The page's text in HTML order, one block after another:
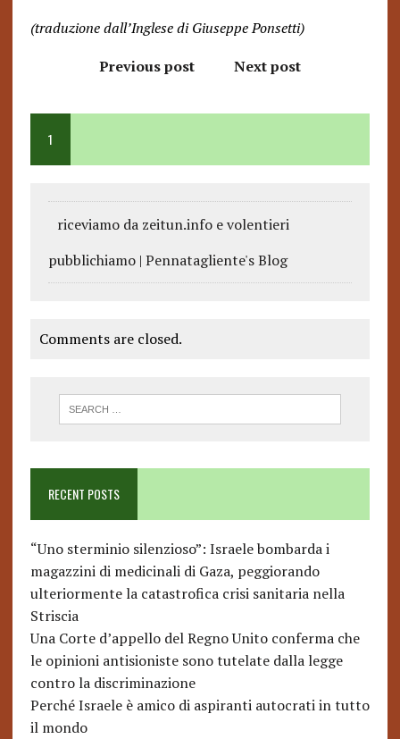
(traduzione dall’Inglese di Giuseppe Ponsetti)
Previous post
Next post
1
riceviamo da zeitun.info e volentieri
pubblichiamo | Pennatagliente's Blog
Comments are closed.
RECENT POSTS
“Uno sterminio silenzioso”: Israele bombarda i
magazzini di medicinali di Gaza, peggiorando
ulteriormente la catastrofica crisi sanitaria nella
Striscia
Una Corte d’appello del Regno Unito conferma che
le opinioni antisioniste sono tutelate dalla legge
contro la discriminazione
Perché Israele è amico di aspiranti autocrati in tutto
il mondo